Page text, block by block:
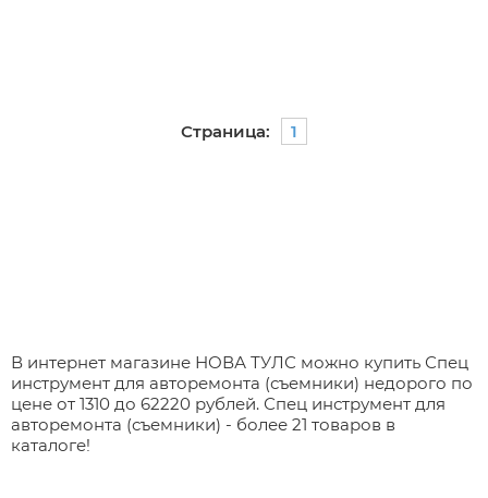
Страница: 1
В интернет магазине НОВА ТУЛС можно купить Спец
инструмент для авторемонта (съемники) недорого по
цене от 1310 до 62220 рублей. Спец инструмент для
авторемонта (съемники) - более 21 товаров в
каталоге!